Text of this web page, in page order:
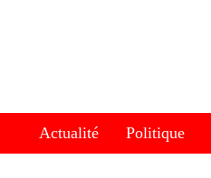
Actualité Politique